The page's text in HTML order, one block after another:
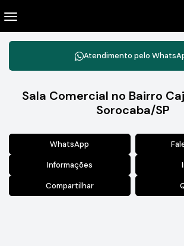
Atendimento pelo
Sala Comercial no Bairro
Sorocaba/SP
WhatsApp
Informações
Compartilhar